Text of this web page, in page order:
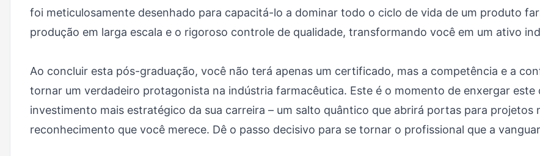
foi meticulosamente desenhado para capacitá-lo a dominar todo o ciclo de vida de um produto
produção em larga escala e o rigoroso controle de qualidade, transformando você em um ativo
Ao concluir esta pós-graduação, você não terá apenas um certificado, mas a competência e a
tornar um verdadeiro protagonista na indústria farmacêutica. Este é o momento de enxergar
investimento mais estratégico da sua carreira – um salto quântico que abrirá portas para projetos
reconhecimento que você merece. Dê o passo decisivo para se tornar o profissional que a